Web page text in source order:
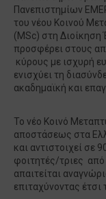
Πανεπιστημίων
του νέου Κοινού
(MSc) στη Διοίκηση
προσφέρει στους
κύρους με ισχυρή
ενισχύει τη
ακαδημαϊκή και
Το νέο Κοινό
αποστάσεως στα
και αντιστοιχεί σε
φοιτητές/τριες από
απαιτείται
επιταχύνοντας έτσι